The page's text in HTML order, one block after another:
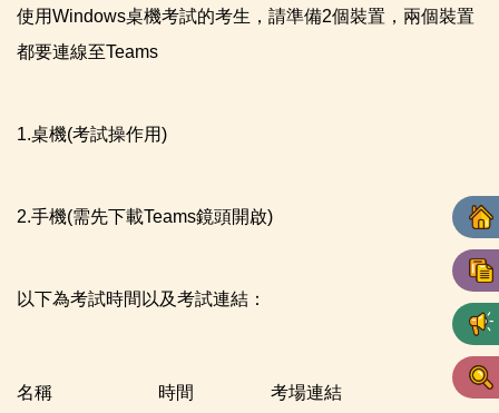
使用Windows桌機考試的考生，請準備2個裝置，兩個裝置
都要連線至Teams
1.桌機(考試操作用)
2.手機(需先下載Teams鏡頭開啟)
以下為考試時間以及考試連結：
名稱 時間
考場連結